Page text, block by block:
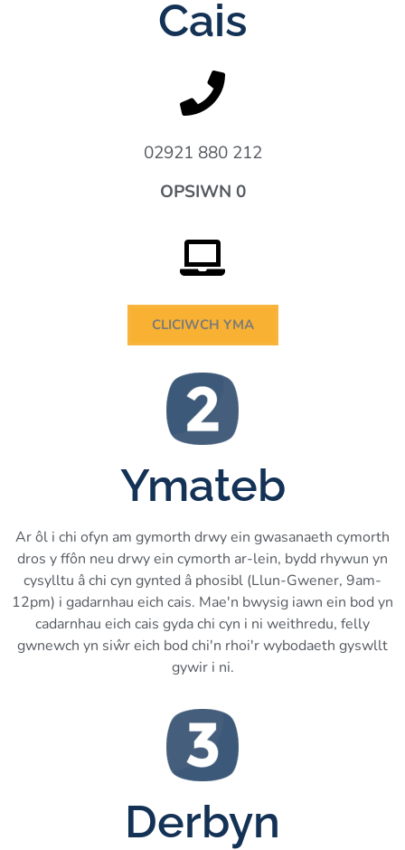
Cais
02921 880 212
OPSIWN 0
CLICIWCH YMA
Ymateb
Ar ôl i chi ofyn am gymorth drwy ein gwasanaeth cymorth
dros y ffôn neu drwy ein cymorth ar-lein, bydd rhywun yn
cysylltu â chi cyn gynted â phosibl (Llun-Gwener, 9am-
12pm) i gadarnhau eich cais. Mae'n bwysig iawn ein bod yn
cadarnhau eich cais gyda chi cyn i ni weithredu, felly
gwnewch yn siŵr eich bod chi'n rhoi'r wybodaeth gyswllt
gywir i ni.
Derbyn